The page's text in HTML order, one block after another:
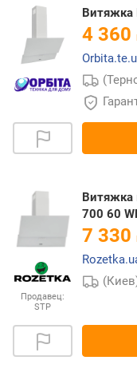
Витяжка
4 360
Продавец:
STP
Витяжка
700 60
7 330